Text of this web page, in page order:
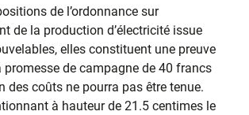
de l’ordonnance sur
de la production d’électricité issue
elles constituent une preuve
promesse de campagne de 40 francs
des coûts ne pourra pas être tenue.
à hauteur de 21.5 centimes le